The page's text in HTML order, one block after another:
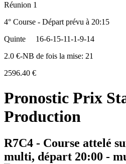
Réunion 1
4° Course - Départ prévu à 20:15
Quinte
16-6-15-11-1-9-14
2.0 €-NB de fois la mise: 21
2596.40 €
Pronostic Prix
Production
R7C4 - Course attelé
multi, départ 20:00 -